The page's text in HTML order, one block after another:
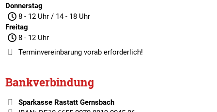
Donnerstag
8 - 12 Uhr / 14 - 18 Uhr
Freitag
8 - 12 Uhr
Terminvereinbarungvorab erforderlich!
Bankverbindung
Sparkasse Rastatt Gernsbach